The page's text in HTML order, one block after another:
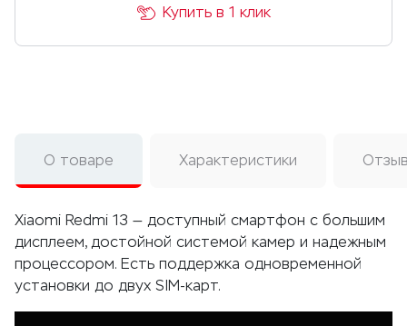
Купить в 1 клик
О товаре Характеристики
Xiaomi Redmi 13 — доступный смартфон с большим
дисплеем, достойной системой камер и надежным
процессором. Есть поддержка одновременной
установки до двух SIM-карт.